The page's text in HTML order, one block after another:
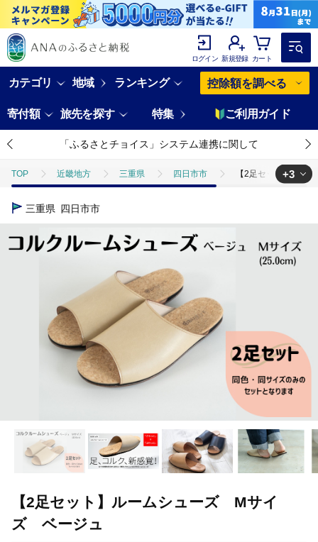
ログイン 新規登録 カート
カテゴリ 地域 ランキング 控除額を調べる
寄付額 旅先を探す 特集 ご利用ガイド
「ふるさとチョイス」システム連携に関して
TOP 近畿地方 三重県 四日市市 【2足セット】ル
TOP
TOP ファッション 靴・スリッパ 【2足セット】ルームシ
+3
三重県 四日市市
【2足セット】ルームシューズ Mサイ
ズ ベージュ